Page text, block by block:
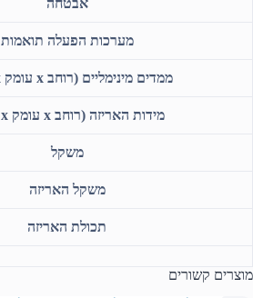
מערכות הפעלה תואמות
ממדים מינימליים (רוחב x עומק x גובה)
מידות האריזה (רוחב x עומק x גובה)
משקל
משקל האריזה
תכולת האריזה
מוצרים קשורים